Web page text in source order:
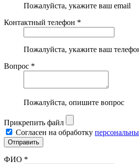
Пожалуйста, укажите ваш email
Контактный телефон *
Пожалуйста, укажите ваш
Вопрос *
Пожалуйста, опишите вопрос
Прикрепить файл
Согласен на обработку
ФИО *